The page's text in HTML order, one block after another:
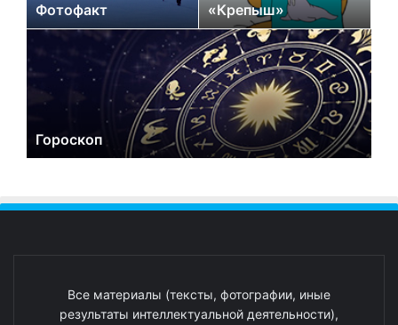
Фотофакт «Крепыш»
Гороскоп
Все материалы (тексты, фотографии, иные
результаты интеллектуальной деятельности),